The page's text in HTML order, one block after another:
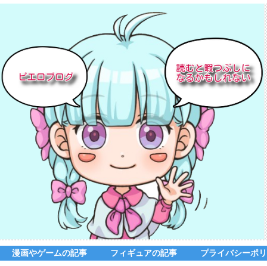
漫画やゲームの記事 フィギュアの記事 プライバシーポ